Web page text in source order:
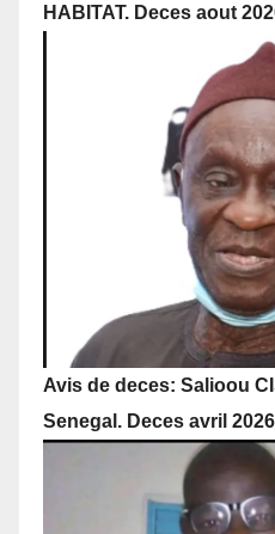
HABITAT. Deces aout
Avis de deces: Salioou
Senegal. Deces avril 2026